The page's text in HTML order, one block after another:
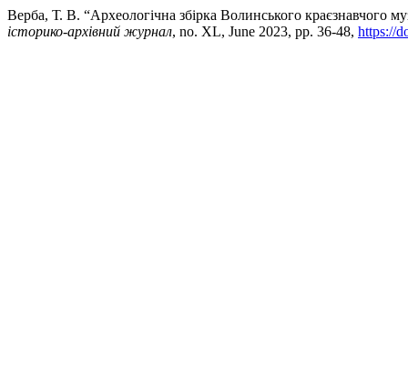
Верба, Т. В. “Археологічна збірка Волинського краєзнавчого
історико-архівний журнал, no. XL, June 2023, pp. 36-48, https://